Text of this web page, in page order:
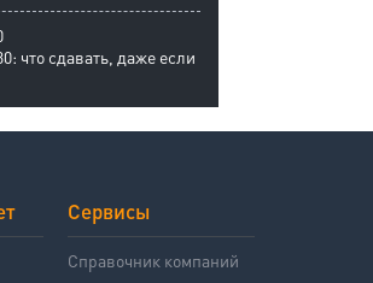
что сдавать, даже если
Сервисы
Справочник компаний